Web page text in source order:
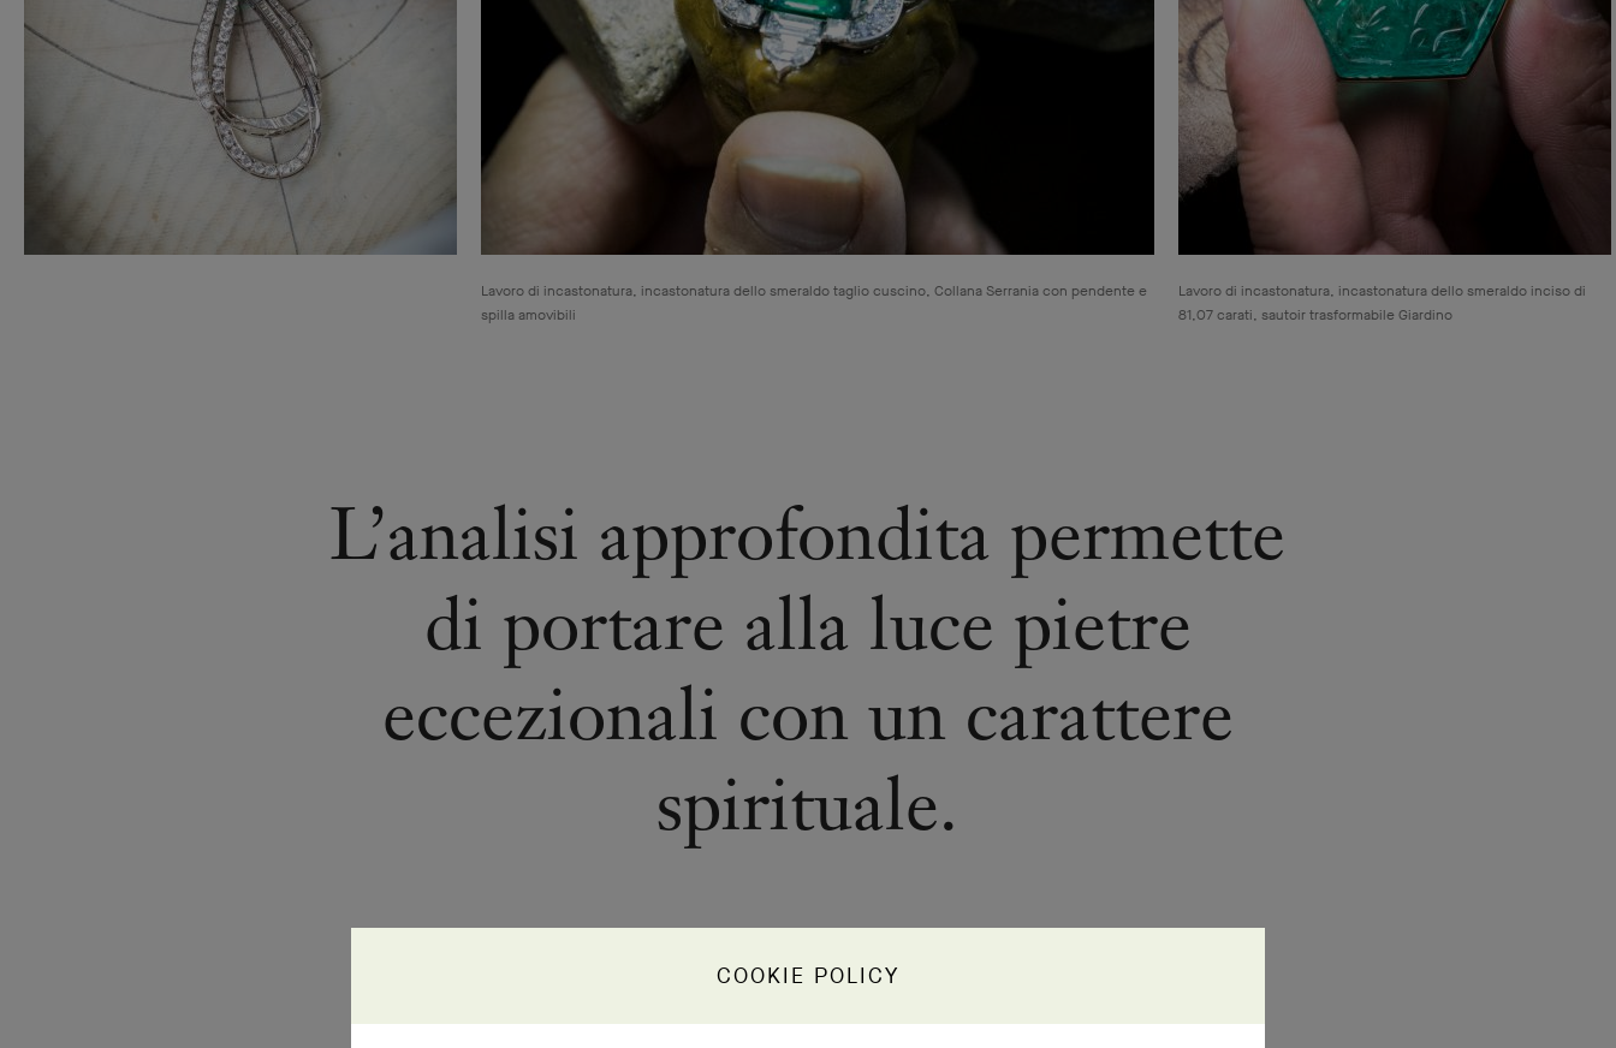
Lavoro di incastonatura, incastonatura dello smeraldo taglio cuscino, Collana Serrania con pendente e
spilla amovibili
Lavoro di incastonatura, incastonatura dello smeraldo inciso di
81,07 carati, sautoir trasformabile Giardino
L’analisi approfondita permette
di portare alla luce pietre
eccezionali con un carattere
spirituale.
COOKIE POLICY